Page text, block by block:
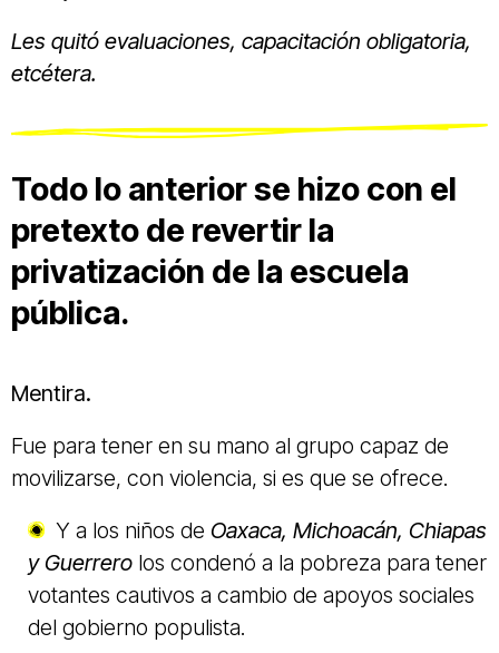
Les quitó evaluaciones, capacitación obligatoria,
etcétera.
Todo lo anterior se hizo con el
pretexto de revertir la
privatización de la escuela
pública.
Mentira.
Fue para tener en su mano al grupo capaz de
movilizarse, con violencia, si es que se ofrece.
Y a los niños de Oaxaca, Michoacán, Chiapas
y Guerrero los condenó a la pobreza para tener
votantes cautivos a cambio de apoyos sociales
del gobierno populista.